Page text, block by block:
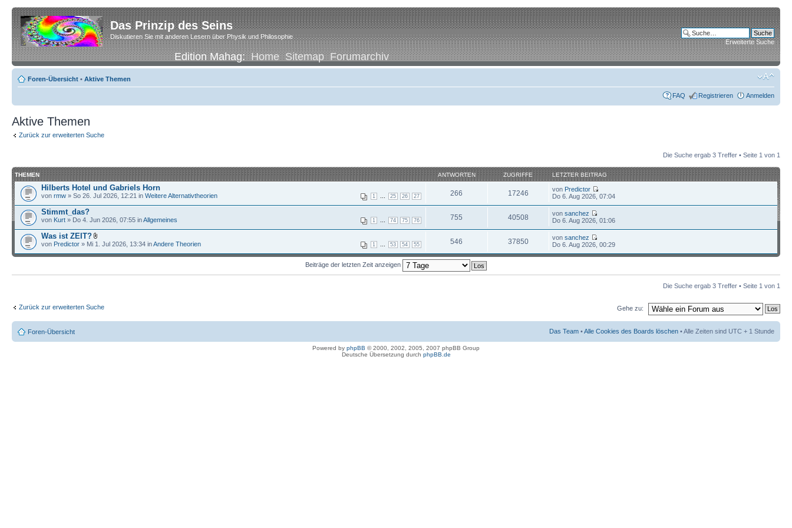
Das Prinzip des Seins
Diskutieren Sie mit anderen Lesern über Physik und Philosophie
Edition Mahag:Home Sitemap Forumarchiv
Erweiterte Suche
Foren-Übersicht • Aktive Themen
FAQ Registrieren Anmelden
Aktive Themen
Zurück zur erweiterten Suche
Die Suche ergab 3 Treffer • Seite 1 von 1
THEMEN ANTWORTEN ZUGRIFFE LETZTER BEITRAG
Hilberts Hotel und Gabriels Horn
1 25 26 27
von rmw » So 26. Jul 2026, 12:21 in Weitere Alternativtheorien 266 17246 von Predictor
Do 6. Aug 2026, 07:04
Stimmt_das?
1 74 75 76
von Kurt » Do 4. Jun 2026, 07:55 inAllgemeines 755 40508 vonsanchez
Do 6. Aug 2026, 01:06
Was ist ZEIT?
1 53 54 55
von Predictor » Mi 1. Jul 2026, 13:34 inAndere Theorien 546 37850 vonsanchez
Do 6. Aug 2026, 00:29
Beiträge der letzten Zeit anzeigen
Die Suche ergab 3 Treffer • Seite 1 von 1
Zurück zur erweiterten Suche Gehe zu:
Foren-Übersicht Das Team •Alle Cookies des Boards löschen • Alle Zeiten sind UTC + 1 Stunde
Powered by phpBB © 2000, 2002, 2005, 2007 phpBB Group
Deutsche Übersetzung durch phpBB.de